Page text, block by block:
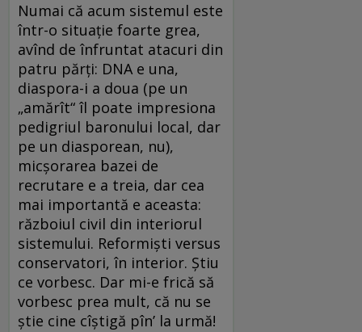
Numai că acum sistemul este
într-o situație foarte grea,
avînd de înfruntat atacuri din
patru părți: DNA e una,
diaspora-i a doua (pe un
„amărît“ îl poate impresiona
pedigriul baronului local, dar
pe un diasporean, nu),
micșorarea bazei de
recrutare e a treia, dar cea
mai importantă e aceasta:
războiul civil din interiorul
sistemului. Reformiști versus
conservatori, în interior. Știu
ce vorbesc. Dar mi-e frică să
vorbesc prea mult, că nu se
știe cine cîștigă pîn’ la urmă!